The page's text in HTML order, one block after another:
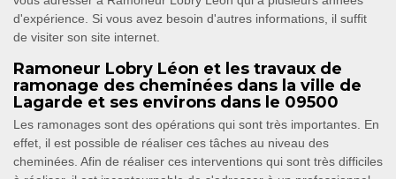
d'expérience. Si vous avez besoin d'autres informations, il suffit
de visiter son site internet.
Ramoneur Lobry Léon et les travaux de
ramonage des cheminées dans la ville de
Lagarde et ses environs dans le 09500
Les ramonages sont des opérations qui sont très importantes. En
effet, il est possible de réaliser ces tâches au niveau des
cheminées. Afin de réaliser ces interventions qui sont très difficiles